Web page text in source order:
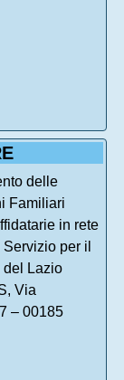
delle
Familiari
in rete
per il
del Lazio
Via
– 00185